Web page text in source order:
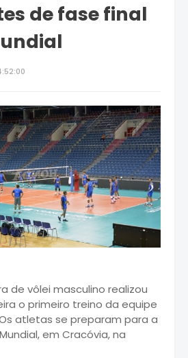
de fase final
de vôlei masculino realizou
o primeiro treino da equipe
atletas se preparam para a
em Cracóvia, na